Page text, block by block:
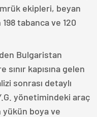
ekipleri, beyan
tabanca ve 120
Bulgaristan
kapısına gelen
sonrası detaylı
yönetimindeki araç
yükün boya ve